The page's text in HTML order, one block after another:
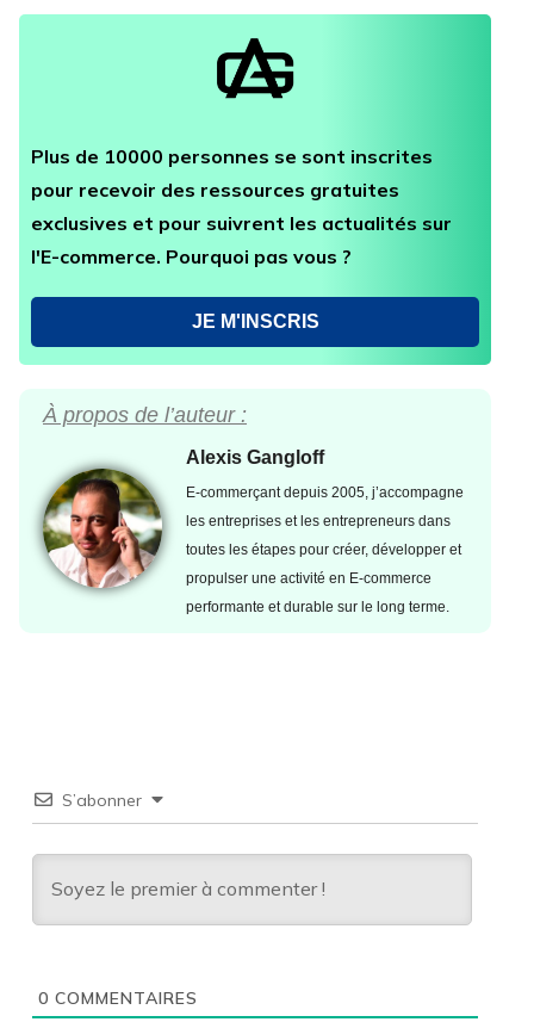
Plus de 10000 personnes se sont inscrites
pour recevoir des ressources gratuites
exclusives et pour suivrent les actualités sur
l'E-commerce. Pourquoi pas vous ?
JE M'INSCRIS
À propos de l’auteur :
Alexis Gangloff
E-commerçant depuis 2005, j’accompagne
les entreprises et les entrepreneurs dans
toutes les étapes pour créer, développer et
propulser une activité en E-commerce
performante et durable sur le long terme.
S’abonner
0 COMMENTAIRES